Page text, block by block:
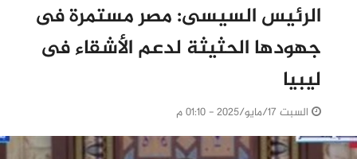
الرئيس السيسى: مصر مستمرة فى
جهودها الحثيثة لدعم الأشقاء فى
ليبيا
السبت 17/مايو/2025 - 01:10 م